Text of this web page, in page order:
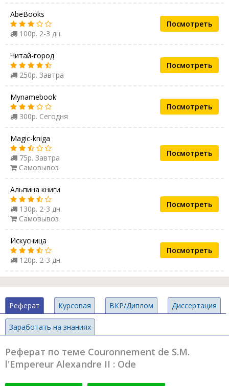
AbeBooks
100р. 2-3 дн.
Посмотреть
Читай-город
250р. Завтра
Посмотреть
Mynamebook
300р. Сегодня
Посмотреть
Magic-kniga
75р. Завтра
Самовывоз
Посмотреть
Альпина книги
130р. 2-3 дн.
Самовывоз
Посмотреть
Искусница
120р. 2-3 дн.
Посмотреть
Реферат Курсовая ВКР/Диплом Диссертация
Заработать на знаниях
Реферат по теме Couronnement de S.M.
l'Empereur Alexandre II : Ode